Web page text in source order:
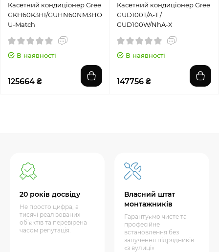
Касетний кондиціонер Gree
GKH60K3HI/GUHN60NM3HO
U-Match
В наявності
125664 ₴
Касетний кондиціонер Gree
GUD100T/A-T /
GUD100W/NhA-X
В наявності
147756 ₴
20 років досвіду
Не просто цифра, а
тисячі реалізованих
об’єктів та перевірена
часом репутація.
Власний штат
монтажників
Гарантуємо чисте та
професійне
встановлення без
залучення підрядників
«з вулиці»